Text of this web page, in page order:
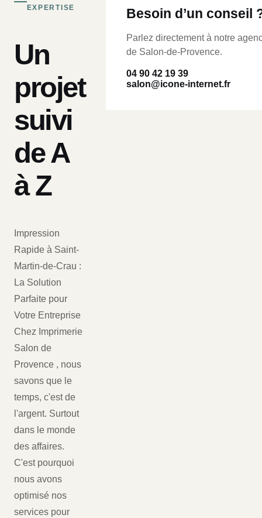
EXPERTISE
Un
projet
suivi
de A
à Z
Impression
Rapide à Saint-
Martin-de-Crau :
La Solution
Parfaite pour
Votre Entreprise
Chez Imprimerie
Salon de
Provence , nous
savons que le
temps, c'est de
l'argent. Surtout
dans le monde
des affaires.
C'est pourquoi
nous avons
optimisé nos
services pour
Besoin d’un conseil
Parlez directement à notre
de Salon-de-Provence.
04 90 42 19 39
salon@icone-internet.fr